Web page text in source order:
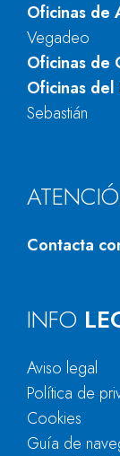
Oficinas de
Vegadeo
Oficinas de
Oficinas del
Sebastián
Contacta
INFO
Aviso legal
Política de
Cookies
Guía de